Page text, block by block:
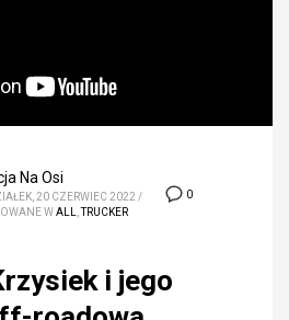
0
Na Osi
20 CZERWIEC 2022 /
WALL ,TRUCKER
i jego